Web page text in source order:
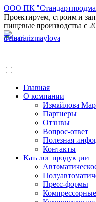
ООО ПК
Проектируем, строим и
пищевые производства с
Главная
О компании
Измайлова
Партнеры
Отзывы
Вопрос-ответ
Полезная
Контакты
Каталог продукции
Пресс-формы